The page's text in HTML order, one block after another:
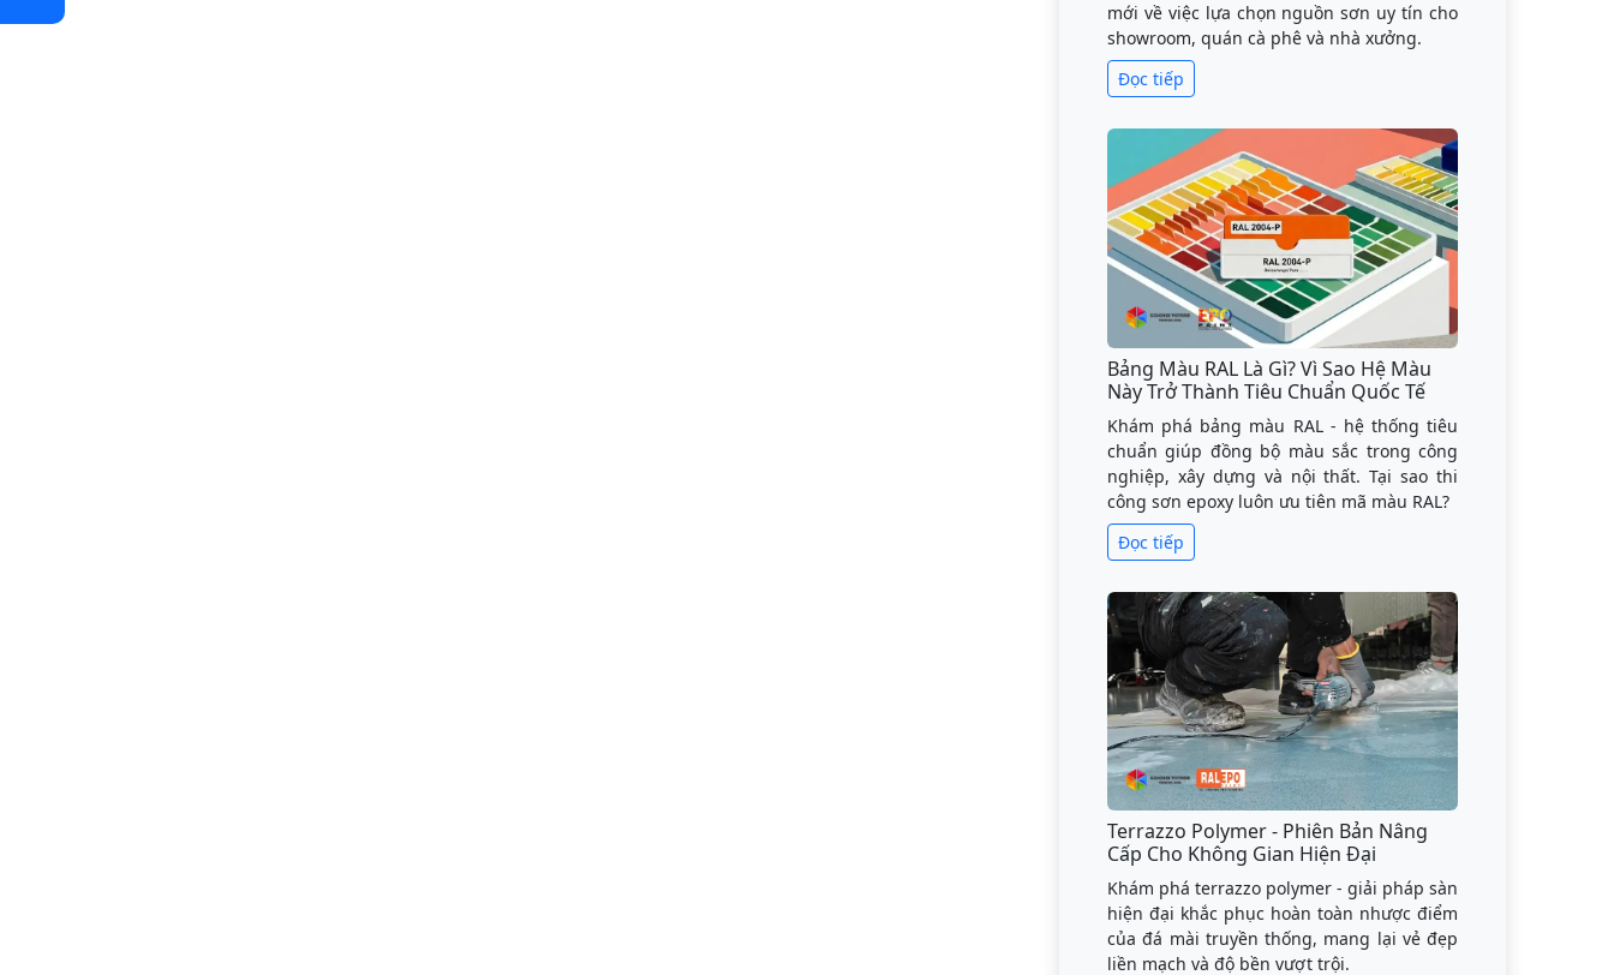
mới về việc lựa chọn nguồn sơn uy tín cho
showroom, quán cà phê và nhà xưởng.
Đọc tiếp
Bảng Màu RAL Là Gì? Vì Sao Hệ Màu
Này Trở Thành Tiêu Chuẩn Quốc Tế
Khám phá bảng màu RAL - hệ thống tiêu
chuẩn giúp đồng bộ màu sắc trong công
nghiệp, xây dựng và nội thất. Tại sao thi
công sơn epoxy luôn ưu tiên mã màu RAL?
Đọc tiếp
Terrazzo Polymer - Phiên Bản Nâng
Cấp Cho Không Gian Hiện Đại
Khám phá terrazzo polymer - giải pháp sàn
hiện đại khắc phục hoàn toàn nhược điểm
của đá mài truyền thống, mang lại vẻ đẹp
liền mạch và độ bền vượt trội.